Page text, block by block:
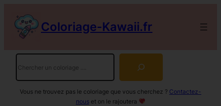
contenu
Coloriage-Kawaii.fr
Vous ne trouvez pas le coloriage que vous cherchez ? Contactez-
nouset on le rajoutera